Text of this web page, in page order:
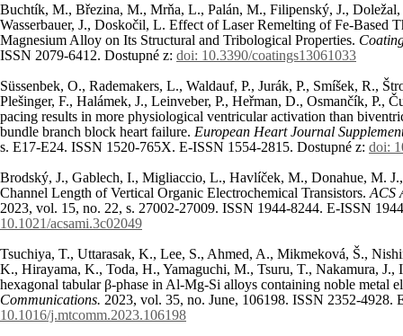
Buchtík, M., Březina, M., Mrňa, L., Palán, M., Filipenský, J.,
Wasserbauer, J., Doskočil, L. Effect of Laser Remelting of Fe-Based
Magnesium Alloy on Its Structural and Tribological Properties.
ISSN 2079-6412. Dostupné z: doi: 10.3390/coatings13061033
Süssenbek, O., Rademakers, L., Waldauf, P., Jurák, P., Smíšek, R.,
Plešinger, F., Halámek, J., Leinveber, P., Heřman, D., Osmančík, P.,
pacing results in more physiological ventricular activation than
bundle branch block heart failure. European Heart Journal
s. E17-E24. ISSN 1520-765X. E-ISSN 1554-2815. Dostupné z: doi:
Brodský, J., Gablech, I., Migliaccio, L., Havlíček, M., Donahue, M.
Channel Length of Vertical Organic Electrochemical Transistors. ACS
2023, vol. 15, no. 22, s. 27002-27009. ISSN 1944-8244. E-ISSN
10.1021/acsami.3c02049
Tsuchiya, T., Uttarasak, K., Lee, S., Ahmed, A., Mikmeková, Š.,
K., Hirayama, K., Toda, H., Yamaguchi, M., Tsuru, T., Nakamura, J.,
hexagonal tabular β-phase in Al-Mg-Si alloys containing noble metal
Communications. 2023, vol. 35, no. June, 106198. ISSN 2352-4928.
10.1016/j.mtcomm.2023.106198